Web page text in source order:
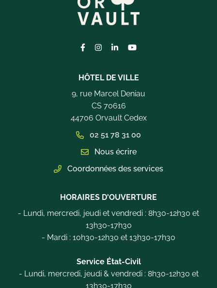
Lien vers le compte Facebook
Lien vers le compte Instagram
Lien vers le compte Linkedin
Lien vers la chaîne
HÔTEL DE VILLE
9, rue Marcel Deniau
CS 70616
44706 Orvault Cedex
02 51 78 31 00
Nous écrire
Coordonnées des services
HORAIRES D'OUVERTURE
- Lundi, mercredi, jeudi et vendredi : 8h30-12h30 et
13h30-17h30
- Mardi : 10h30-12h30 et 13h30-17h30
Service État-Civil
- Lundi, mercredi, jeudi & vendredi : 8h30-12h30 et
13h30-17h30